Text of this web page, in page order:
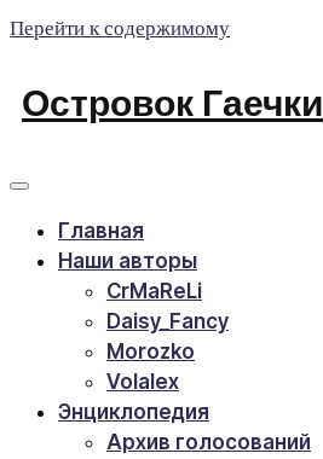
Перейти к содержимому
Островок Гаечки
Главная
Наши авторы
CrMaReLi
Daisy_Fancy
Morozko
Volalex
Энциклопедия
Архив голосований